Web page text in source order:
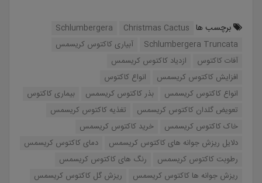
برچسب ها Christmas Cactus
Schlumbergera
Schlumbergera Truncata
آبیاری کاکتوس کریسمس
آفات کاکتوس
ازدیاد کاکتوس کریسمس
افزایش کاکتوس کریسمس
انواع کاکتوس
انواع کاکتوس کریسمس
بذر کاکتوس کریسمس
بیماری کاکتوس
تعویض گلدان کاکتوس کریسمس
تغذیه کاکتوس کریسمس
خاک کاکتوس کریسمس
خرید کاکتوس کریسمس
دلایل ریزش جوانه های کاکتوس کریسمس
دمای کاکتوس کریسمس
رطوبت کاکتوس کریسمس
رنگ های کاکتوس کریسمس
ریزش جوانه ها کاکتوس کریسمس
ریزش گل کاکتوس کریسمس